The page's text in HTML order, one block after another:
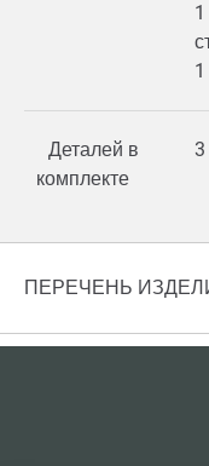
Деталей в
комплекте
ПЕРЕЧЕНЬ